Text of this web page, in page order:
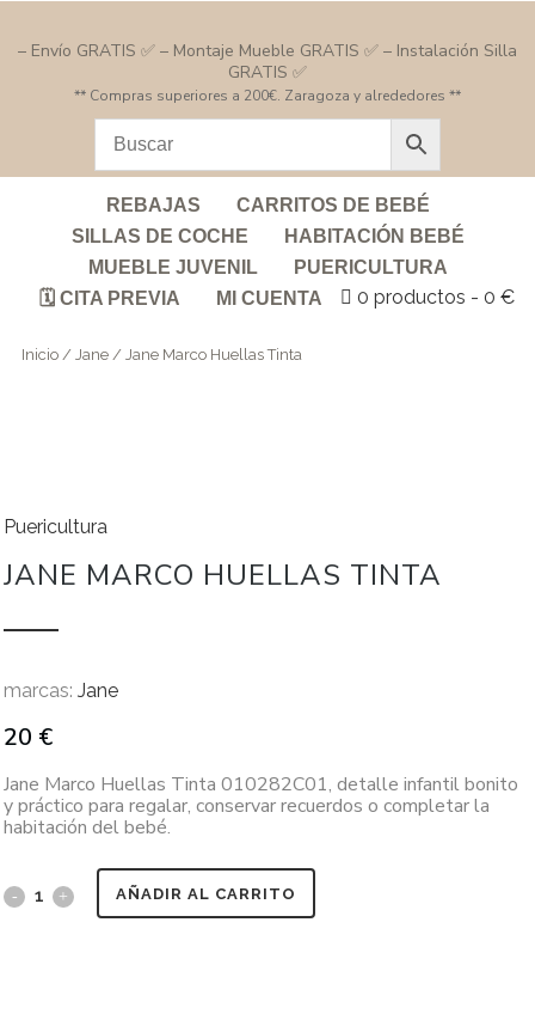
– Envío GRATIS ✅ – Montaje Mueble GRATIS ✅ – Instalación Silla
GRATIS ✅
** Compras superiores a 200€. Zaragoza y alrededores **
REBAJAS
CARRITOS DE BEBÉ
SILLAS DE COCHE
HABITACIÓN BEBÉ
MUEBLE JUVENIL
PUERICULTURA
🗓️ CITA PREVIA
MI CUENTA 0 productos 0 €
Inicio / Jane / Jane Marco Huellas Tinta
Puericultura
JANE MARCO HUELLAS TINTA
marcas: Jane
20 €
Jane Marco Huellas Tinta 010282C01, detalle infantil bonito
y práctico para regalar, conservar recuerdos o completar la
habitación del bebé.
AÑADIR AL CARRITO